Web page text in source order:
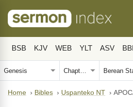
BSB KJV WEB YLT ASV
Home › Bibles › Uspanteko NT ›